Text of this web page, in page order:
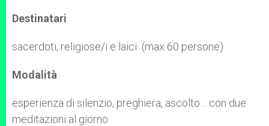
Destinatari
sacerdoti, religiose/i e laici (max 60 persone)
Modalità
esperienza di silenzio, preghiera, ascolto… con due
meditazioni al giorno